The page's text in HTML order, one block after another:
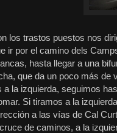
los trastos puestos nos
ir por el camino dels
hasta llegar a una
que da un poco más
a la izquierda, seguimos
Si tiramos a la
a las vías de Cal
de caminos, a la